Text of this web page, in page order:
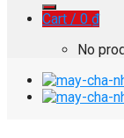
Cart / 0 ₫
No